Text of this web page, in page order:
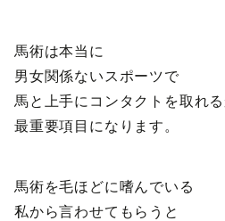
馬術は本当に
男女関係ないスポーツで
馬と上手にコンタクトを取れ
最重要項目になります。
馬術を毛ほどに嗜んでいる
私から言わせてもらうと